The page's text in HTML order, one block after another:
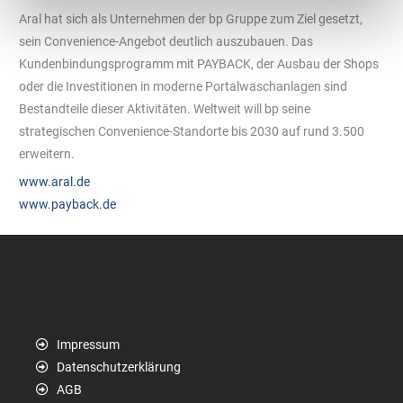
Aral hat sich als Unternehmen der bp Gruppe zum Ziel gesetzt,
sein Convenience-Angebot deutlich auszubauen. Das
Kundenbindungsprogramm mit PAYBACK, der Ausbau der Shops
oder die Investitionen in moderne Portalwaschanlagen sind
Bestandteile dieser Aktivitäten. Weltweit will bp seine
strategischen Convenience-Standorte bis 2030 auf rund 3.500
erweitern.
www.aral.de
www.payback.de
Impressum
Datenschutzerklärung
AGB